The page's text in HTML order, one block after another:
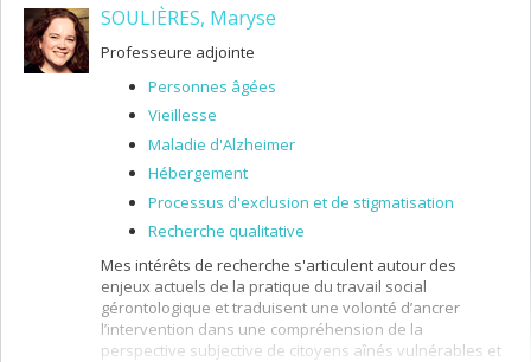
recherche et d’enseignement est collaborative,
réflexive, critique et constructiviste et je porte un intérêt
sur le développement des formations relationnelles,
axées sur les forces et contemplatives. Mes projets de
recherche favorisent des méthodologies critiques,
SOULIÈRES, Maryse
Professeure adjointe
Personnes âgées
Vieillesse
Maladie d'Alzheimer
Hébergement
Processus d'exclusion et de stigmatisation
Recherche qualitative
Mes intérêts de recherche s'articulent autour des
enjeux actuels de la pratique du travail social
gérontologique et traduisent une volonté d’ancrer
l’intervention dans une compréhension de la
perspective subjective de citoyens aînés vulnérables et